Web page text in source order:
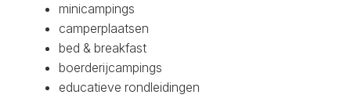
minicampings
camperplaatsen
bed & breakfast
boerderijcampings
educatieve rondleidingen